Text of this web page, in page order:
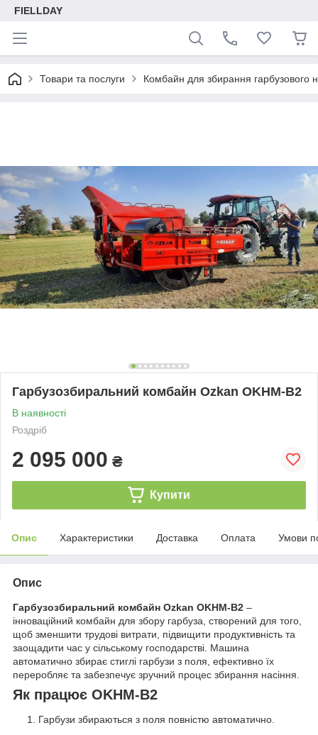
FIELLDAY
Товари та послуги Комбайн для збирання гарбузового
Гарбузозбиральний комбайн Ozkan OKHM-B2
В наявності
Роздріб
2 095 000 ₴
Купити
Опис Характеристики Доставка Оплата Умови
Опис
Гарбузозбиральний комбайн Ozkan OKHM-B2 –
інноваційний комбайн для збору гарбуза, створений для того,
щоб зменшити трудові витрати, підвищити продуктивність та
заощадити час у сільському господарстві. Машина
автоматично збирає стиглі гарбузи з поля, ефективно їх
переробляє та забезпечує зручний процес збирання насіння.
Як працює OKHM-B2
Гарбузи збираються з поля повністю автоматично.